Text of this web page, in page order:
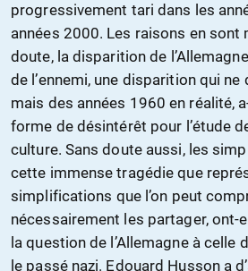
progressivement tari dans les
années 2000. Les raisons en sont
doute, la disparition de
de l’ennemi, une disparition qui
mais des années 1960 en réalité,
forme de désintérêt pour l’étude
culture. Sans doute aussi, les
cette immense tragédie que
simplifications que l’on peut
nécessairement les partager, ont-
la question de l’Allemagne à celle
le passé nazi. Edouard Husson a